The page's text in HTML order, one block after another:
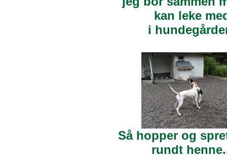
kan leke
i
Så hopper og
rundt